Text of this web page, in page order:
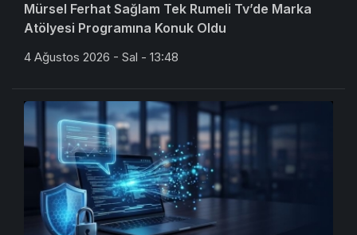
Mürsel Ferhat Sağlam Tek Rumeli Tv’de Marka
Atölyesi Programına Konuk Oldu
4 Ağustos 2026 - Sal - 13:48